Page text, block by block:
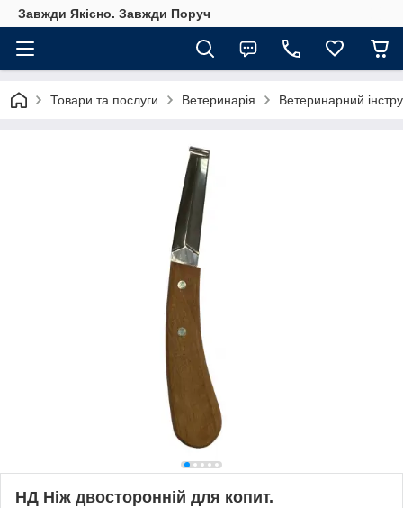
Завжди Якісно. Завжди Поруч
Товари та послуги Ветеринарія Ветеринарний
НД Ніж двосторонній для копит.